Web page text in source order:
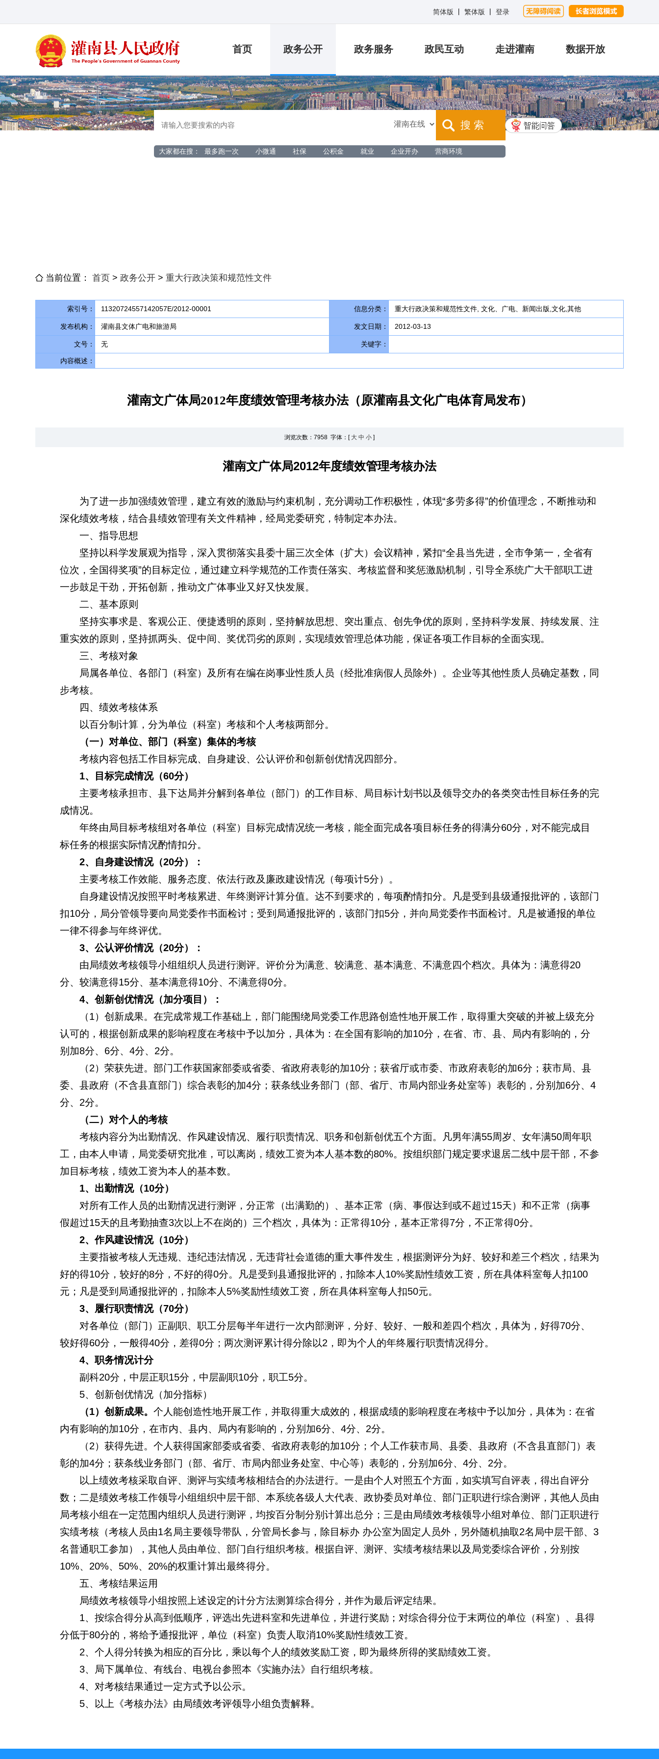
简体版 繁体版 登录
首页 政务公开 政务服务 政民互动 走进灌南 数据开放
搜 索
大家都在搜： 最多跑一次 小微通 社保 公积金 就业 企业开办 营商环境
当前位置： 首页 > 政务公开 > 重大行政决策和规范性文件
索引号： 11320724557142057E/2012-00001 信息分类： 重大行政决策和规范性文件, 文化、广电、新闻出版,文化,其他
发布机构： 灌南县文体广电和旅游局 发文日期： 2012-03-13
文号： 无 关键字：
内容概述：
灌南文广体局2012年度绩效管理考核办法（原灌南县文化广电体育局发布）
浏览次数： 7958 字体：[ 大 中 小 ]
灌南文广体局2012年度绩效管理考核办法
为了进一步加强绩效管理，建立有效的激励与约束机制，充分调动工作积极性，体现“多劳多得”的价值理念，不断推动和
深化绩效考核，结合县绩效管理有关文件精神，经局党委研究，特制定本办法。
一、指导思想
坚持以科学发展观为指导，深入贯彻落实县委十届三次全体（扩大）会议精神，紧扣“全县当先进，全市争第一，全省有
位次，全国得奖项”的目标定位， 通过建立科学规范的工作责任落实、考核监督和奖惩激励机制，引导全系统广大干部职工进
一步鼓足干劲，开拓创新，推动文广体事业又好又快发展。
二、基本原则
坚持实事求是、客观公正、便捷透明的原则，坚持解放思想、突出重点、创先争优的原则，坚持科学发展、持续发展、注
重实效的原则，坚持抓两头、促中间、奖优罚劣的原则，实现绩效管理总体功能，保证各项工作目标的全面实现。
三、考核对象
局属各单位、各部门（科室）及所有在编在岗事业性质人员（经批准病假人员除外）。企业等其他性质人员确定基数，同
步考核。
四、绩效考核体系
以百分制计算，分为单位（科室）考核和个人考核两部分。
（一）对单位、部门（科室）集体的考核
考核内容包括工作目标完成、自身建设、公认评价和创新创优情况四部分。
1、目标完成情况（60分）
主要考核承担市、县下达局并分解到各单位（部门）的工作目标、局目标计划书以及领导交办的各类突击性目标任务的完
成情况。
年终由局目标考核组对各单位（科室）目标完成情况统一考核，能全面完成各项目标任务的得满分60分，对不能完成目
标任务的根据实际情况酌情扣分。
2、自身建设情况（20分）：
主要考核工作效能、服务态度、依法行政及廉政建设情况（每项计5分）。
自身建设情况按照平时考核累进、年终测评计算分值。达不到要求的，每项酌情扣分。凡是受到县级通报批评的，该部门
扣10分，局分管领导要向局党委作书面检讨；受到局通报批评的，该部门扣5分，并向局党委作书面检讨。凡是被通报的单位
一律不得参与年终评优。
3、公认评价情况（20分）：
由局绩效考核领导小组组织人员进行测评。评价分为满意、较满意、基本满意、不满意四个档次。具体为：满意得20
分、较满意得15分、基本满意得10分、不满意得0分。
4、创新创优情况（加分项目）：
（1） 创新成果。 在完成常规工作基础上，部门能围绕局党委工作思路创造性地开展工作，取得重大突破的并被上级充分
认可的，根据创新成果的影响程度在考核中予以加分，具体为：在全国有影响的加10分，在省、市、县、局内有影响的，分
别加8分、6分、4分、2分。
（2）荣获先进。部门工作获国家部委或省委、省政府表彰的加10分；获省厅或市委、市政府表彰的加6分；获市局、县
委、县政府（不含县直部门）综合表彰的加4分；获条线业务部门（部、省厅、市局内部业务处室等）表彰的，分别加6分、4
分、2分。
（二）对个人的考核
考核内容分为出勤情况、作风建设情况、履行职责情况、职务和创新创优五个方面。凡男年满55周岁、女年满50周年职
工，由本人申请，局党委研究批准，可以离岗，绩效工资为本人基本数的80%。按组织部门规定要求退居二线中层干部，不参
加目标考核，绩效工资为本人的基本数。
1、出勤情况（10分）
对所有工作人员的出勤情况进行测评，分正常（出满勤的）、基本正常（病、事假达到或不超过15天）和不正常（病事
假超过15天的且考勤抽查3次以上不在岗的）三个档次，具体为：正常得10分，基本正常得7分，不正常得0分。
2、作风建设情况（10分）
主要指被考核人无违规、违纪违法情况，无违背社会道德的重大事件发生，根据测评分为好、较好和差三个档次，结果为
好的得10分，较好的8分，不好的得0分。凡是受到县通报批评的，扣除本人10%奖励性绩效工资，所在具体科室每人扣100
元；凡是受到局通报批评的， 扣除本人 5%奖励性绩效工资 ，所在具体科室每人扣50元。
3、履行职责情况（70分）
对各单位（部门）正副职、职工分层每半年进行一次内部测评，分好、较好、一般和差四个档次，具体为，好得70分、
较好得60分，一般得40分，差得0分；两次测评累计得分除以2，即为个人的年终履行职责情况得分。
4、职务情况计分
副科20分，中层正职15分，中层副职10分，职工5分。
5、创新创优情况（加分指标）
（1）创新成果。个人能创造性地开展工作，并取得重大成效的，根据成绩的影响程度在考核中予以加分，具体为：在省
内有影响的加10分，在市内、县内、局内有影响的，分别加6分、4分、2分。
（2）获得先进。个人获得国家部委或省委、省政府表彰的加10分；个人工作获市局、县委、县政府（不含县直部门）表
彰的加4分；获条线业务部门（部、省厅、市局内部业务处室、中心等）表彰的，分别加6分、4分、2分。
以上绩效考核采取自评、测评与实绩考核相结合的办法进行。一是由个人对照五个方面，如实填写自评表，得出自评分
数；二是绩效考核工作领导小组组织中层干部、本系统各级人大代表、政协委员对单位、部门正职进行综合测评，其他人员由
局考核小组在一定范围内组织人员进行测评，均按百分制分别计算出总分；三是由局绩效考核领导小组对单位、部门正职进行
实绩考核（考核人员由1名局主要领导带队，分管局长参与，除目标办 办公室为固定人员外，另外随机抽取2名局中层干部、3
名普通职工参加），其他人员由单位、部门自行组织考核。根据自评、测评、实绩考核结果以及局党委综合评价，分别按
10%、20%、50%、20%的权重计算出最终得分。
五、考核结果运用
局绩效考核领导小组按照上述设定的计分方法测算综合得分，并作为最后评定结果。
1、 按综合得分从高到低顺序，评选出先进科室和先进单位，并进行奖励；对综合得分位于末两位的单位（科室）、县得
分低于80分的，将给予通报批评，单位（科室）负责人取消10%奖励性绩效工资。
2、个人得分转换为相应的百分比，乘以每个人的绩效奖励工资，即为最终所得的奖励绩效工资。
3、局下属单位、有线台、电视台参照本《实施办法》自行组织考核。
4、对考核结果通过一定方式予以公示。
5、以上《考核办法》由局绩效考评领导小组负责解释。